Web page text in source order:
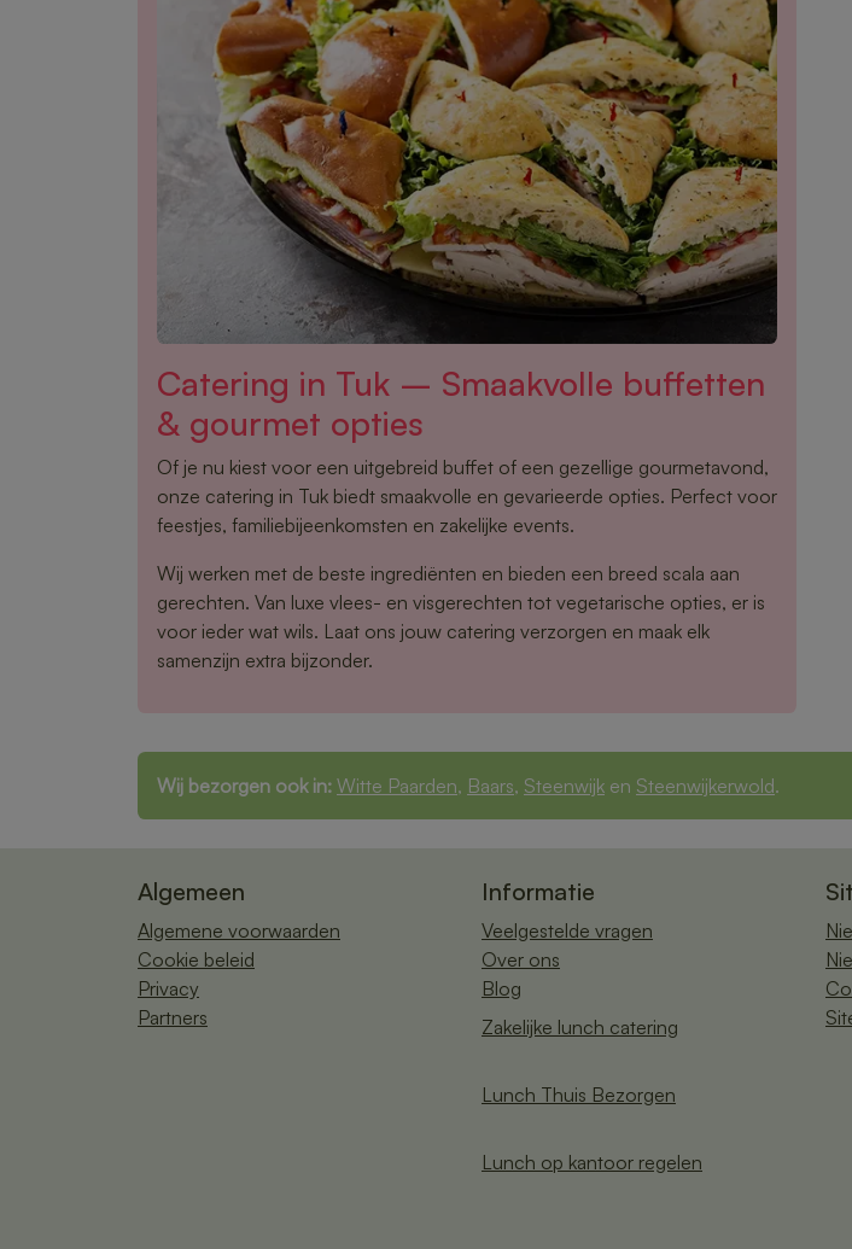
Catering in Tuk – Smaakvolle buffetten
& gourmet opties
Of je nu kiest voor een uitgebreid buffet of een gezellige gourmetavond,
onze catering in Tuk biedt smaakvolle en gevarieerde opties. Perfect voor
feestjes, familiebijeenkomsten en zakelijke events.
Wij werken met de beste ingrediënten en bieden een breed scala aan
gerechten. Van luxe vlees- en visgerechten tot vegetarische opties, er is
voor ieder wat wils. Laat ons jouw catering verzorgen en maak elk
samenzijn extra bijzonder.
Wij bezorgen ook in: Witte Paarden, Baars, Steenwijk en Steenwijkerwold.
Algemeen
Algemene voorwaarden
Cookie beleid
Privacy
Partners
Informatie
Veelgestelde vragen
Over ons
Blog
Zakelijke lunch catering
Lunch Thuis Bezorgen
Lunch op kantoor regelen